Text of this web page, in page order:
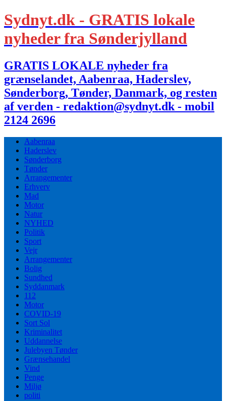
Sydnyt.dk - GRATIS lokale
nyheder fra Sønderjylland
GRATIS LOKALE nyheder fra
grænselandet, Aabenraa, Haderslev,
Sønderborg, Tønder, Danmark, og resten
af verden - redaktion@sydnyt.dk - mobil
2124 2696
Aabenraa
Haderslev
Sønderborg
Tønder
Arrangementer
Erhverv
Mad
Motor
Natur
NYHED
Politik
Sport
Vejr
Arrangementer
Bolig
Sundhed
Syddanmark
112
Motor
COVID-19
Sort Sol
Kriminalitet
Uddannelse
Julebyen Tønder
Grænsehandel
Vind
Penge
Miljø
politi